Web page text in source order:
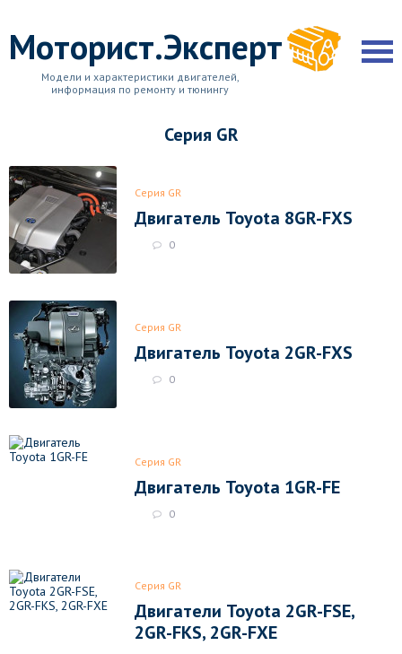
Моторист.Эксперт
Модели и характеристики двигателей,
информация по ремонту и тюнингу
Серия GR
Серия GR
Двигатель Toyota 8GR-FXS
0
Серия GR
Двигатель Toyota 2GR-FXS
0
Серия GR
Двигатель Toyota 1GR-FE
0
Серия GR
Двигатели Toyota 2GR-FSE,
2GR-FKS, 2GR-FXE